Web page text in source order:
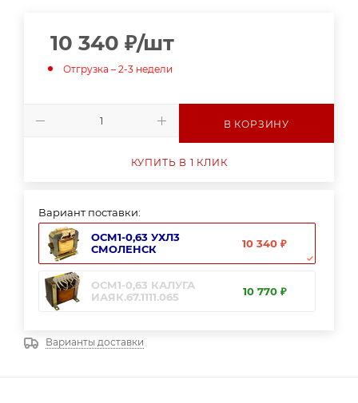
10 340 ₽/шт
Отгрузка – 2-3 недели
В КОРЗИНУ
КУПИТЬ В 1 КЛИК
Вариант поставки:
ОСМ1-0,63 УХЛ3
СМОЛЕНСК
10 340 ₽
ОСМ1-0,63 КАЛУГА
ИАЯК.67.1111.065
10 770 ₽
Варианты доставки